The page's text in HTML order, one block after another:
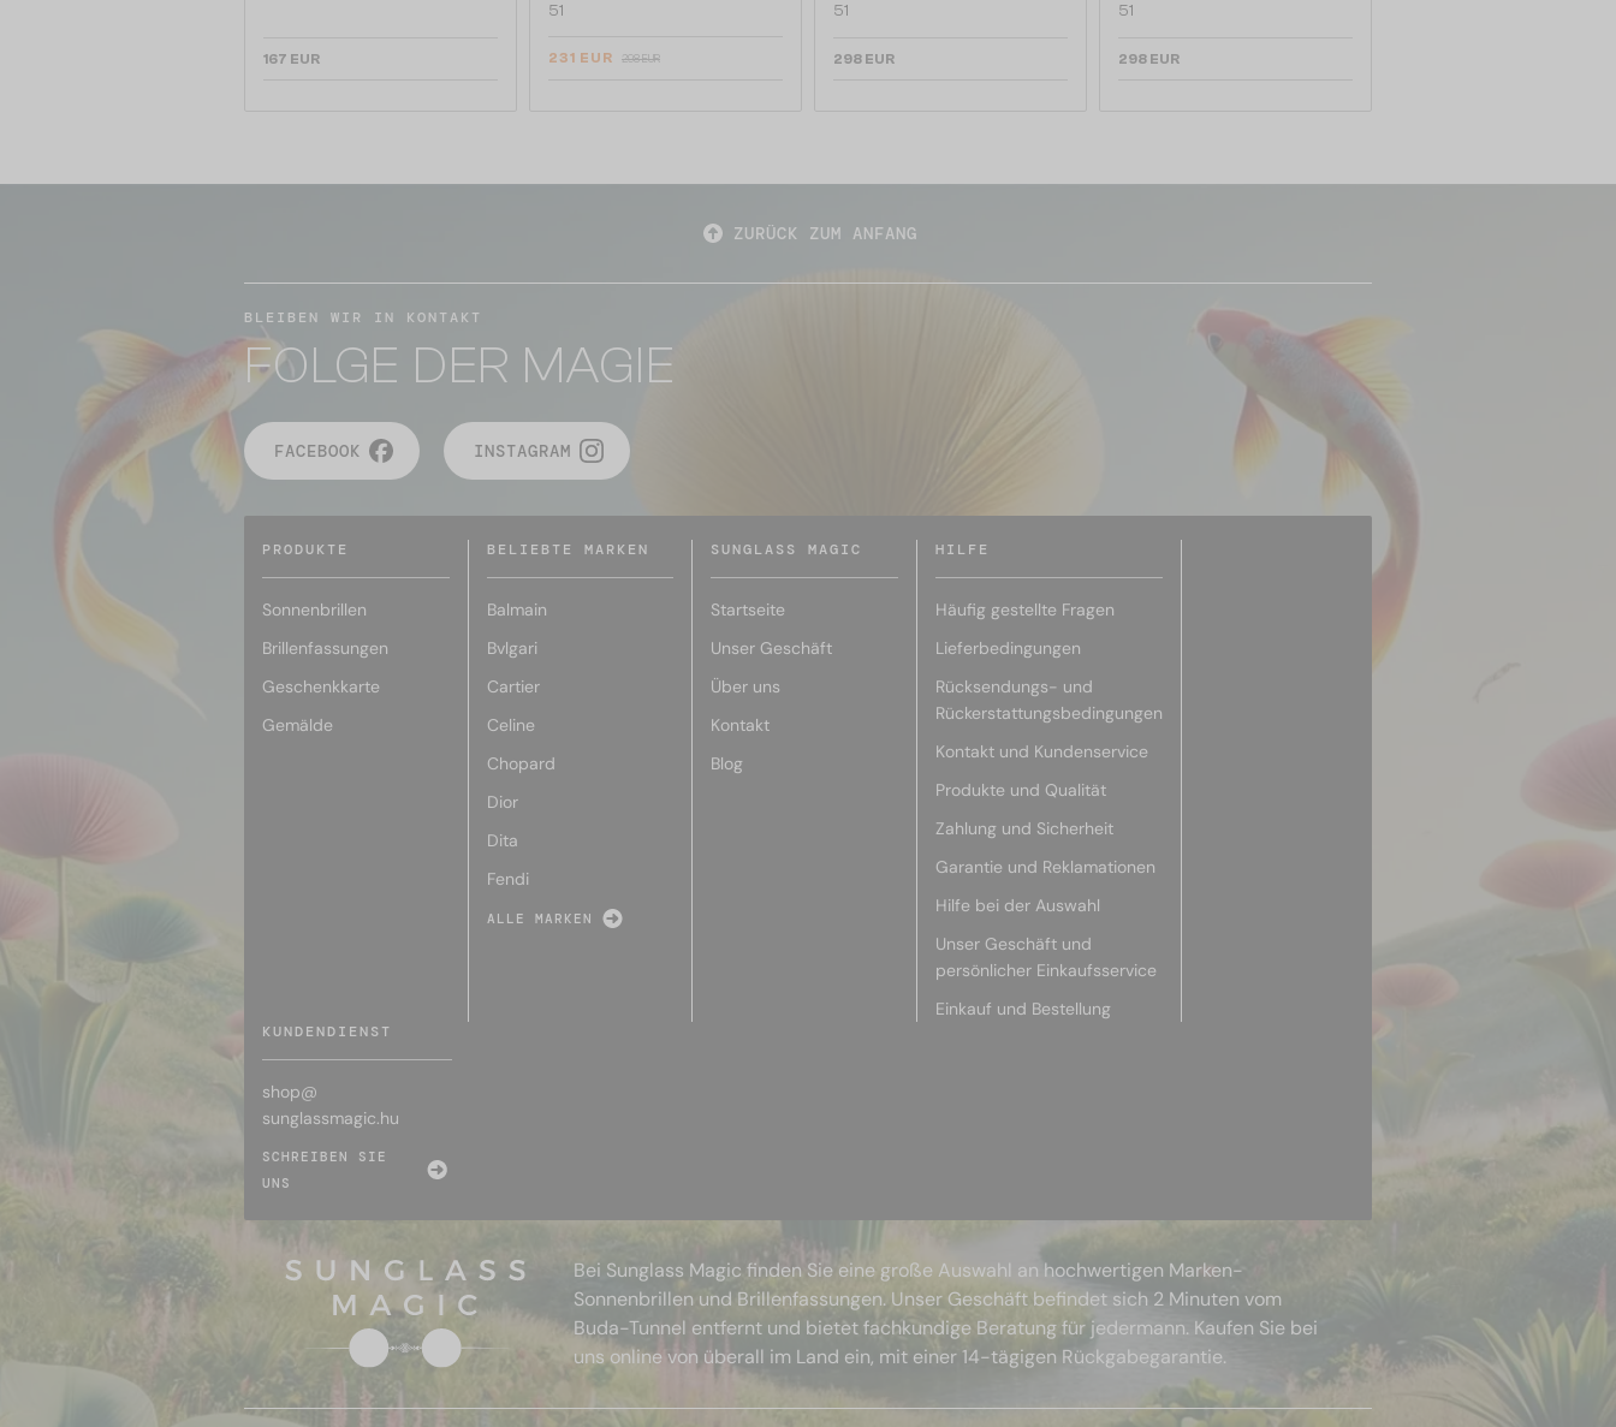
167 EUR
51
231 EUR 298 EUR
51
298 EUR
51
298 EUR
ZURÜCK ZUM ANFANG
BLEIBEN WIR IN KONTAKT
FOLGE DER MAGIE
FACEBOOK INSTAGRAM
PRODUKTE
Sonnenbrillen
Brillenfassungen
Geschenkkarte
Gemälde
BELIEBTE MARKEN
Balmain
Bvlgari
Cartier
Celine
Chopard
Dior
Dita
Fendi
ALLE MARKEN
SUNGLASS MAGIC
Startseite
Unser Geschäft
Über uns
Kontakt
Blog
HILFE
Häufig gestellte Fragen
Lieferbedingungen
Rücksendungs- und
Rückerstattungsbedingungen
Kontakt und Kundenservice
Produkte und Qualität
Zahlung und Sicherheit
Garantie und Reklamationen
Hilfe bei der Auswahl
Unser Geschäft und
persönlicher Einkaufsservice
Einkauf und Bestellung
KUNDENDIENST
shop@
sunglassmagic.hu
SCHREIBEN SIE
UNS
Bei Sunglass Magic finden Sie eine große Auswahl an hochwertigen Marken-
Sonnenbrillen und Brillenfassungen. Unser Geschäft befindet sich 2 Minuten vom
Buda-Tunnel entfernt und bietet fachkundige Beratung für jedermann. Kaufen Sie bei
uns online von überall im Land ein, mit einer 14-tägigen Rückgabegarantie.